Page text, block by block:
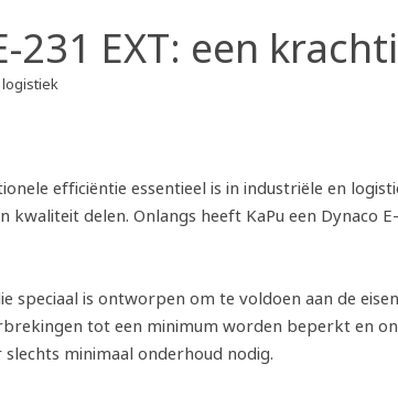
231 EXT: een
efficiëntie essentieel is in industriële en
kwaliteit delen. Onlangs heeft KaPu een
speciaal is ontworpen om te voldoen aan de
tot een minimum worden beperkt en
minimaal onderhoud nodig.